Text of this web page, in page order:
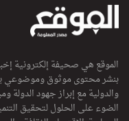
الموقع هي صحيفة إلكترونية
بنشر محتوى موثوق وموضوعي
والدولية مع إبراز جهود الدولة
الضوء على الحلول لتحقيق